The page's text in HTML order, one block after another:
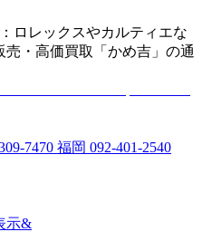
ロレックスやカルティエな
・高価買取「かめ吉」の通
7470 福岡 092-401-2540
示&